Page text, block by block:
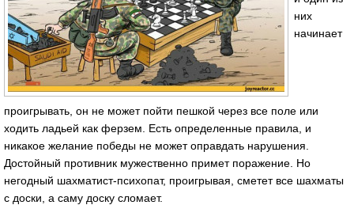
них
начинает
проигрывать, он не может пойти пешкой через все поле или
ходить ладьей как ферзем. Есть определенные правила, и
никакое желание победы не может оправдать нарушения.
Достойный противник мужественно примет поражение. Но
негодный шахматист-психопат, проигрывая, сметет все шахматы
с доски, а саму доску сломает.